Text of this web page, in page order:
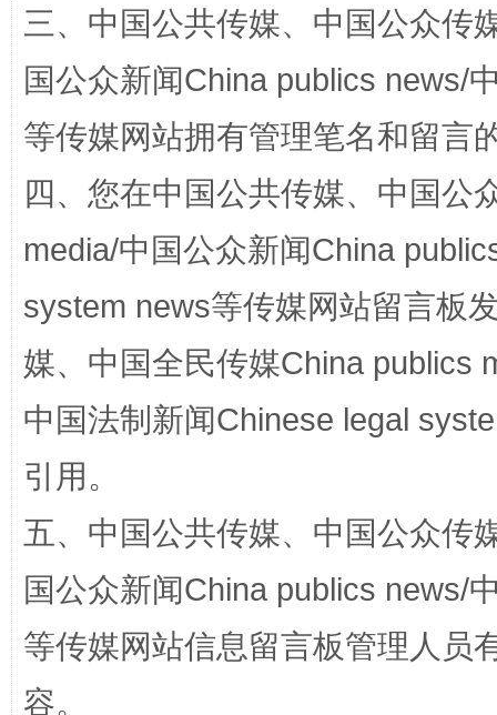
漫山遍野的桃花与雪山、麦地、白藏房 除
招工难、用工荒背后
网上购药对药下症？
三、中国公共传媒、中国公众传
国公众新闻China publics news/
等传媒网站拥有管理笔名和留言
四、您在中国公共传媒、中国公
media/中国公众新闻China
system news等传媒网站留言板
媒、中国全民传媒China publics
中国法制新闻Chinese legal
引用。
五、中国公共传媒、中国公众传
国公众新闻China publics news/
等传媒网站信息留言板管理人员
容。